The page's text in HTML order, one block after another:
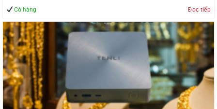
Giải pháp Trí Tuệ Nhân Tạo - Giúp Quản lý - An Toàn
Tenli AI Box cho Chuỗi cửa hàng - Giải pháp Trí Tuệ
Nhân Tạo - Giúp Quản lý - An Toàn
Tenli AI Box cho An toàn Hồ cá koi - Giải pháp Trí
Tuệ Nhân Tạo - Giúp Quản lý - An Toàn